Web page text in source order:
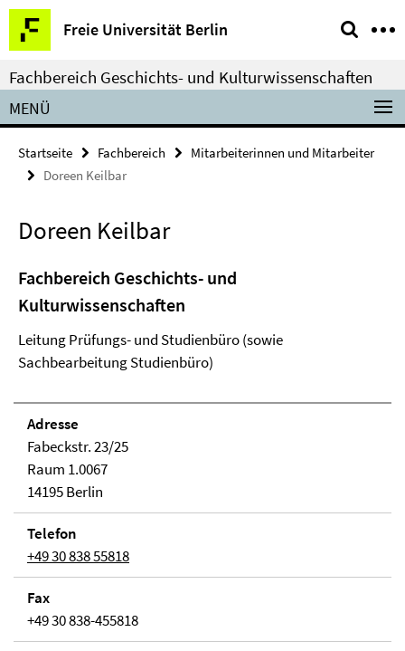
Springe
direkt
zu
Inhalt
Freie Universität Berlin
Service-
Navigation
Fachbereich Geschichts- und Kulturwissenschaften
MENÜ
Startseite Fachbereich
Mitarbeiterinnen und Mitarbeiter
Doreen Keilbar
Doreen Keilbar
Fachbereich Geschichts- und
Kulturwissenschaften
Leitung Prüfungs- und Studienbüro (sowie
Sachbearbeitung Studienbüro)
Adresse
Fabeckstr. 23/25
Raum 1.0067
14195 Berlin
Telefon
+49 30 838 55818
Fax
+49 30 838-455818